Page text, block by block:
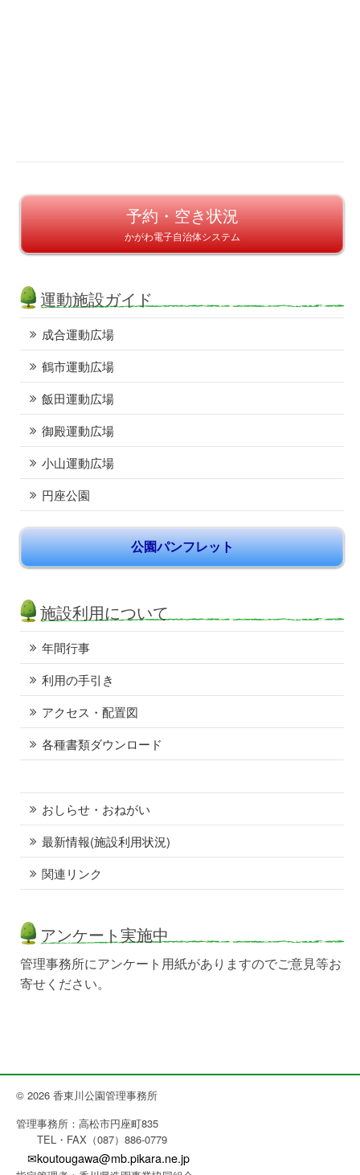
予約・空き状況
かがわ電子自治体システム
運動施設ガイド
成合運動広場
鶴市運動広場
飯田運動広場
御殿運動広場
小山運動広場
円座公園
公園パンフレット
施設利用について
年間行事
利用の手引き
アクセス・配置図
各種書類ダウンロード
おしらせ・おねがい
最新情報(施設利用状況)
関連リンク
アンケート実施中
管理事務所にアンケート用紙がありますのでご意見等お
寄せください。
© 2026 香東川公園管理事務所
管理事務所：高松市円座町835
TEL・FAX（087）886-0779
✉koutougawa@mb.pikara.ne.jp